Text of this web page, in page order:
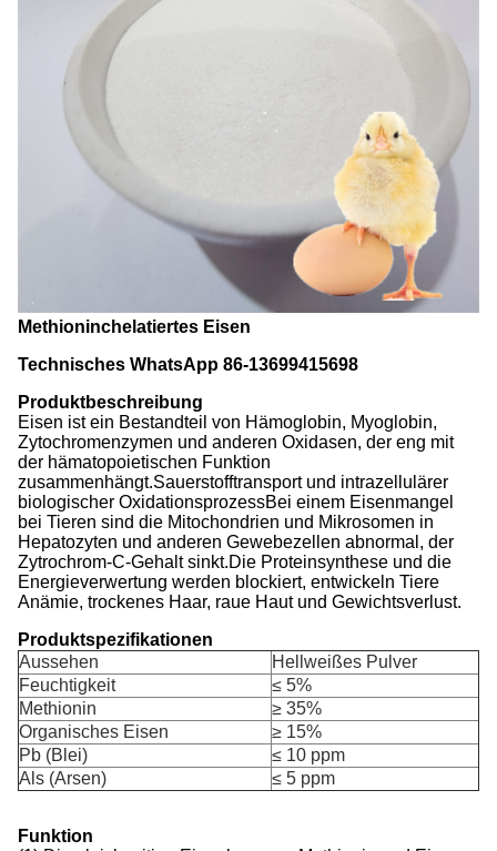
Methioninchelatiertes Eisen
Technisches WhatsApp 86-13699415698
Produktbeschreibung
Eisen ist ein Bestandteil von Hämoglobin, Myoglobin,
Zytochromenzymen und anderen Oxidasen, der eng mit
der hämatopoietischen Funktion
zusammenhängt.Sauerstofftransport und intrazellulärer
biologischer OxidationsprozessBei einem Eisenmangel
bei Tieren sind die Mitochondrien und Mikrosomen in
Hepatozyten und anderen Gewebezellen abnormal, der
Zytrochrom-C-Gehalt sinkt.Die Proteinsynthese und die
Energieverwertung werden blockiert, entwickeln Tiere
Anämie, trockenes Haar, raue Haut und Gewichtsverlust.
Produktspezifikationen
Aussehen
Hellweißes Pulver
Feuchtigkeit
≤ 5%
Methionin
≥ 35%
Organisches Eisen
≥ 15%
Pb (Blei)
≤ 10 ppm
Als (Arsen)
≤ 5 ppm
Funktion